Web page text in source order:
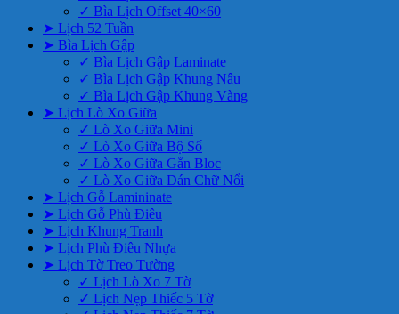
✓ Bìa Lịch Offset 40×60
➤ Lịch 52 Tuần
➤ Bìa Lịch Gập
✓ Bìa Lịch Gập Laminate
✓ Bìa Lịch Gập Khung Nâu
✓ Bìa Lịch Gập Khung Vàng
➤ Lịch Lò Xo Giữa
✓ Lò Xo Giữa Mini
✓ Lò Xo Giữa Bộ Số
✓ Lò Xo Giữa Gắn Bloc
✓ Lò Xo Giữa Dán Chữ Nổi
➤ Lịch Gỗ Lamininate
➤ Lịch Gỗ Phù Điêu
➤ Lịch Khung Tranh
➤ Lịch Phù Điêu Nhựa
➤ Lịch Tờ Treo Tường
✓ Lịch Lò Xo 7 Tờ
✓ Lịch Nẹp Thiếc 5 Tờ